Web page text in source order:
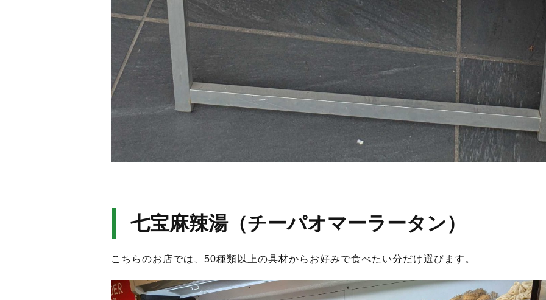
七宝麻辣湯（チーパオマーラータン）
こちらのお店では、50種類以上の具材からお好みで食べたい分だけ選びます。